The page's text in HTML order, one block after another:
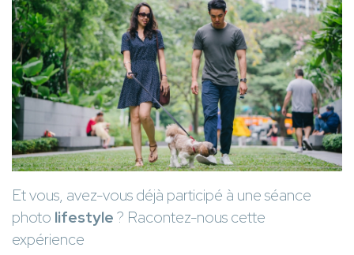
Et vous, avez-vous déjà participé à une séance
photo lifestyle? Racontez-nous cette
expérience